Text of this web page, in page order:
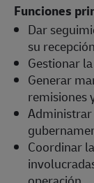
Funciones
Dar
su
Gestionar
Generar
remisiones
Coordinar